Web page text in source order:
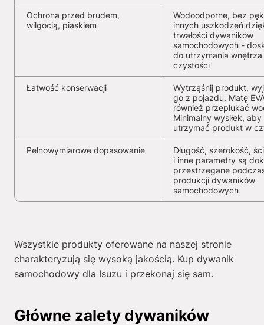
Ochrona przed brudem,
wilgocią, piaskiem
Wodoodporne, bez
innych uszkodzeń
trwałości dywaników
samochodowych -
do utrzymania wnętrza
czystości
Łatwość konserwacji
Wytrząśnij produkt,
go z pojazdu. Matę
również przepłukać
Minimalny wysiłek, aby
utrzymać produkt w
Pełnowymiarowe dopasowanie
Długość, szerokość,
i inne parametry są
przestrzegane
produkcji dywaników
samochodowych
Wszystkie produkty oferowane na naszej stronie
charakteryzują się wysoką jakością. Kup dywanik
samochodowy dla Isuzu i przekonaj się sam.
Główne zalety dywaników